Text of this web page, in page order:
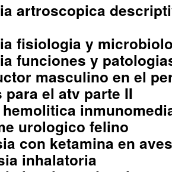
artroscopica
fisiologia y
funciones y
masculino en el
para el atv parte II
urologico felino
con ketamina en
inhalatoria